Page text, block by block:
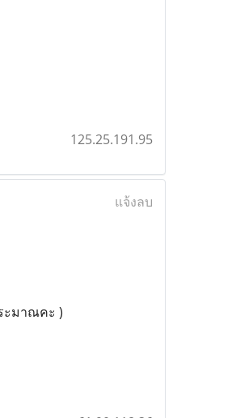
125.25.191.95
แจ้งลบ
ะมาณคะ )